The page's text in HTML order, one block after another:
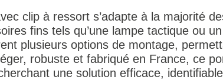
clip à ressort s’adapte à la majorité
fins tels qu’une lampe tactique ou
plusieurs options de montage,
robuste et fabriqué en France, ce
une solution efficace,